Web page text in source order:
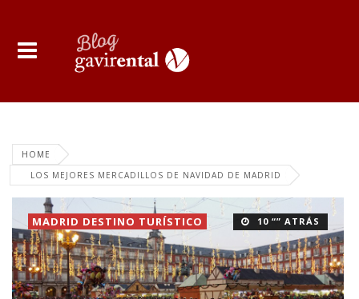
HOME
LOS MEJORES MERCADILLOS DE NAVIDAD DE MADRID
10 “” ATRÁS
MADRID DESTINO TURÍSTICO